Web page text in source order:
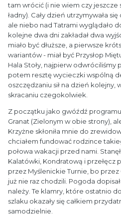
tam wrócić (i nie wiem czy jeszcze
ładny). Cały dzień utrzymywała
ale niebo nad Tatrami wyglądało
kolejne dwa dni zakładał dwa
miało być dłuższe, a pierwsze
wariantów - miał być Przysłop
Hala Stoły, najpierw odwróciliśmy
potem resztę wycieczki wspólną
oszczędzaniu sił na dzień kolejny,
skracaniu czegokolwiek.
Z początku jako gwóźdź
Granat (Zielonym w obie strony),
Krzyżne skłoniła mnie do
chciałem fundować rodzince
połowa wakacji przed nami.
Kalatówki, Kondratową i przełęcz
przez Myślenickie Turnie, bo przez
już nie raz chodzili. Pogoda
należy. Te klamry, które ostatnio
szlaku okazały się całkiem
samodzielnie.